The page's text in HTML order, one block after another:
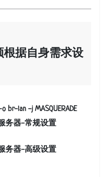
根据自身需求设
br-lan -j MASQUERADE
务器-常规设置
务器-高级设置